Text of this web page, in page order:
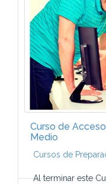
CiudadanÃ­a.Â·
Curso de
Medio
Cursos de
Al terminar este